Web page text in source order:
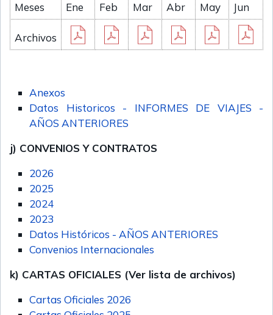
Meses Ene Feb Mar Abr May Jun
Archivos
Anexos
Datos Historicos - INFORMES DE VIAJES -
AÑOS ANTERIORES
j) CONVENIOS Y CONTRATOS
2026
2025
2024
2023
Datos Históricos - AÑOS ANTERIORES
Convenios Internacionales
k) CARTAS OFICIALES (Ver lista de archivos)
Cartas Oficiales 2026